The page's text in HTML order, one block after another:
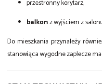
przestronny korytarz,
balkonz wyjściem z
Do mieszkania przynależy
stanowiąca wygodne zaplecze